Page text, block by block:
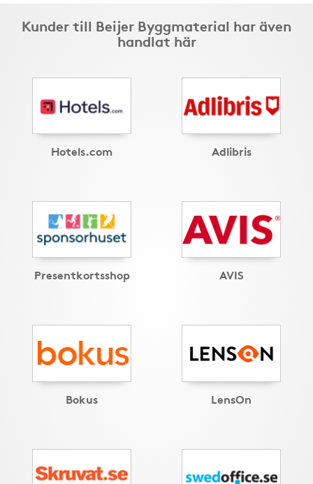
Kunder till Beijer Byggmaterial har även
handlat här
Hotels.com Adlibris
Presentkortsshop AVIS
Bokus LensOn